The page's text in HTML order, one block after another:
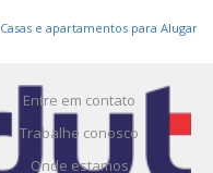
Casas e apartamentos para Alugar
Entre em contato
Trabalhe conosco
Onde estamos